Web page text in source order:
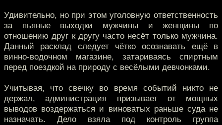
Удивительно, но при этом уголовную ответственность
за пьяные выходки мужчины и женщины по
отношению друг к другу часто несёт только мужчина.
Данный расклад следует чётко осознавать ещё в
винно-водочном магазине, затариваясь спиртным
перед поездкой на природу с весёлыми девчонками.
Учитывая, что свечку во время событий никто не
держал, администрация призывает от мощных
выводов воздержаться и виноватых раньше суда не
назначать. Дело взяла под контроль группа